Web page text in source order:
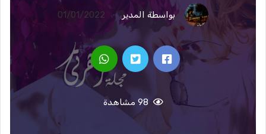
بواسطة المدير 01/01/2022
98 مشاهدة